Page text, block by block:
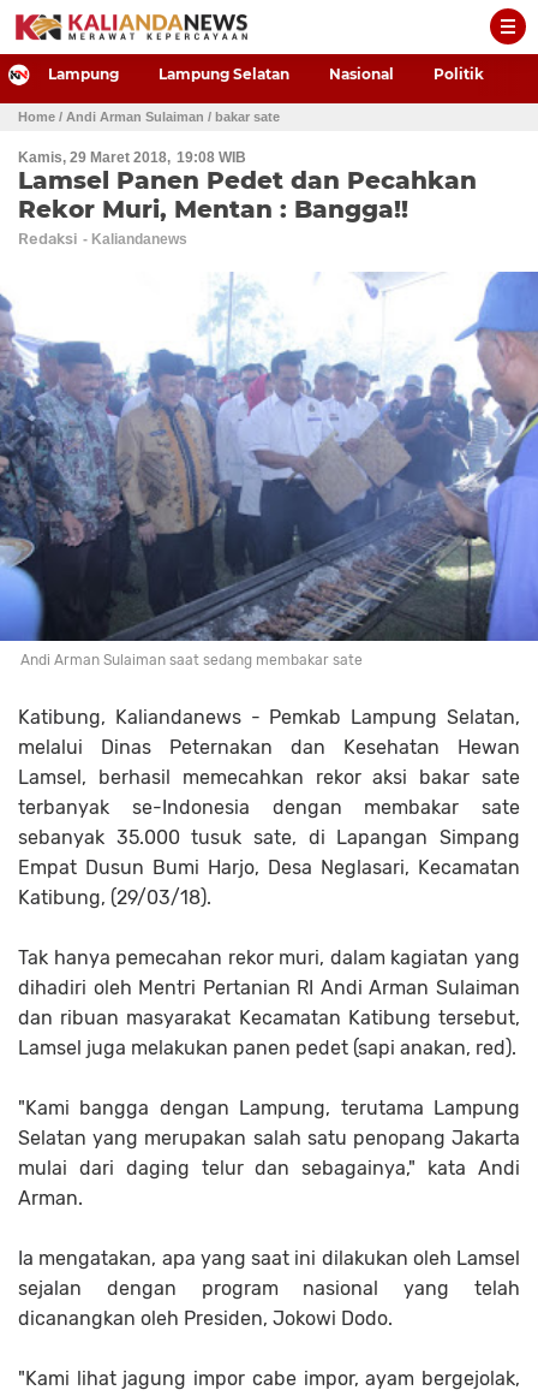
-->
Lampung Lampung Selatan Nasional Politik
Home / Andi Arman Sulaiman / bakar sate
Kamis, 29 Maret 2018 19:08 WIB
Lamsel Panen Pedet dan Pecahkan
Rekor Muri, Mentan : Bangga!!
Redaksi
Andi Arman Sulaiman saat sedang membakar sate
Katibung, Kaliandanews - Pemkab Lampung Selatan,
melalui Dinas Peternakan dan Kesehatan Hewan
Lamsel, berhasil memecahkan rekor aksi bakar sate
terbanyak se-Indonesia dengan membakar sate
sebanyak 35.000 tusuk sate, di Lapangan Simpang
Empat Dusun Bumi Harjo, Desa Neglasari, Kecamatan
Katibung, (29/03/18).
Tak hanya pemecahan rekor muri, dalam kagiatan yang
dihadiri oleh Mentri Pertanian RI Andi Arman Sulaiman
dan ribuan masyarakat Kecamatan Katibung tersebut,
Lamsel juga melakukan panen pedet (sapi anakan, red).
"Kami bangga dengan Lampung, terutama Lampung
Selatan yang merupakan salah satu penopang Jakarta
mulai dari daging telur dan sebagainya," kata Andi
Arman.
Ia mengatakan, apa yang saat ini dilakukan oleh Lamsel
sejalan dengan program nasional yang telah
dicanangkan oleh Presiden, Jokowi Dodo.
"Kami lihat jagung impor cabe impor, ayam bergejolak,